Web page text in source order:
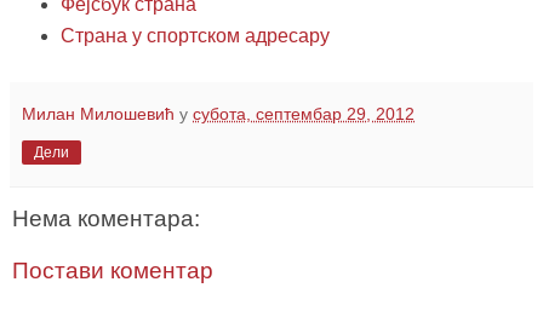
Страна у спортском адресару
Милан Милошевић у субота, септембар 29, 2012
Дели
Нема коментара:
Постави коментар